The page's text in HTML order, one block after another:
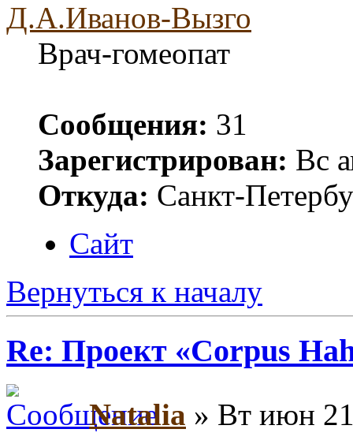
Д.А.Иванов-Вызго
Врач-гомеопат
Сообщения: 31
Зарегистрирован: Вс
Откуда: Санкт-
Сайт
Вернуться к началу
Re: Проект «Corpus
Natalia » Вт июн